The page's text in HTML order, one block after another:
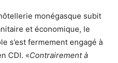
monégasque subit
et économique, le
s’est fermement engagé à
CDI. «Contrairement à